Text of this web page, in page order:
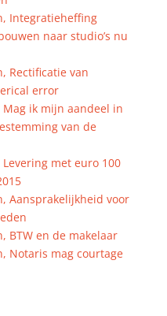
Integratieheffing
naar studio’s nu
Rectificatie van
error
Mag ik mijn aandeel in
van de
Levering met euro 100
Aansprakelijkheid voor
BTW en de makelaar
Notaris mag courtage